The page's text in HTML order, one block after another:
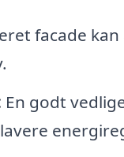
facade
En godt